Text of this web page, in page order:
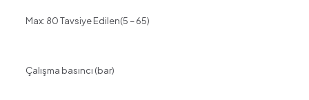
Max: 80 Tavsiye Edilen(5 – 65)
Çalışma basıncı (bar)